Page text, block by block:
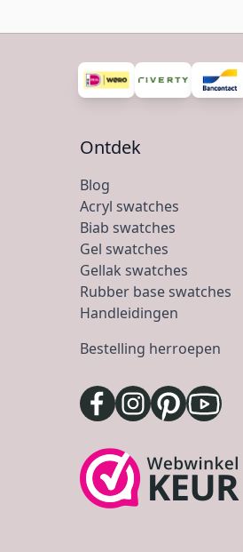
Ontdek
Blog
Acryl swatches
Biab swatches
Gel swatches
Gellak swatches
Rubber base swatches
Handleidingen
Bestelling herroepen